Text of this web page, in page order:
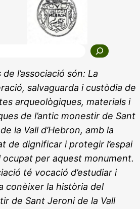
de l’associació són: La
salvaguarda i custòdia de
arqueològiques, materials i
de l’antic monestir de Sant
la Vall d’Hebron, amb la
de dignificar i protegir l’espai
ocupat per aquest monument.
té vocació d’estudiar i
conèixer la història del
de Sant Jeroni de la Vall